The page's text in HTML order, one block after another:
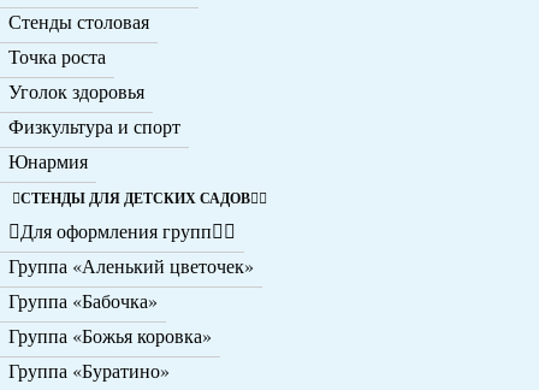
Стенды столовая
Точка роста
Уголок здоровья
Физкультура и спорт
Юнармия
СТЕНДЫ ДЛЯ ДЕТСКИХ САДОВ
Для оформления групп
Группа «Аленький цветочек»
Группа «Бабочка»
Группа «Божья коровка»
Группа «Буратино»